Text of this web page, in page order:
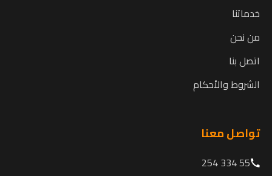
خدماتنا
من نحن
اتصل بنا
الشروط والأحكام
تواصل معنا
55 334 254